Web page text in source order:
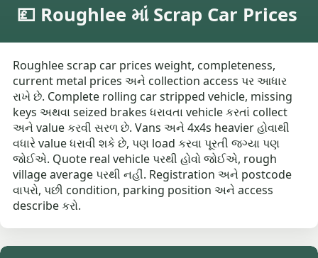
💷 Roughlee માં Scrap Car Prices
Roughlee scrap car prices weight, completeness,
current metal prices અને collection access પર આધાર
રાખે છે. Complete rolling car stripped vehicle, missing
keys અથવા seized brakes ધરાવતા vehicle કરતાં collect
અને value કરવી સરળ છે. Vans અને 4x4s heavier હોવાથી
વધારે value ધરાવી શકે છે, પણ load કરવા પૂરતી જગ્યા પણ
જોઈએ. Quote real vehicle પરથી હોવો જોઈએ, rough
village average પરથી નહીં. Registration અને postcode
વાપરો, પછી condition, parking position અને access
describe કરો.